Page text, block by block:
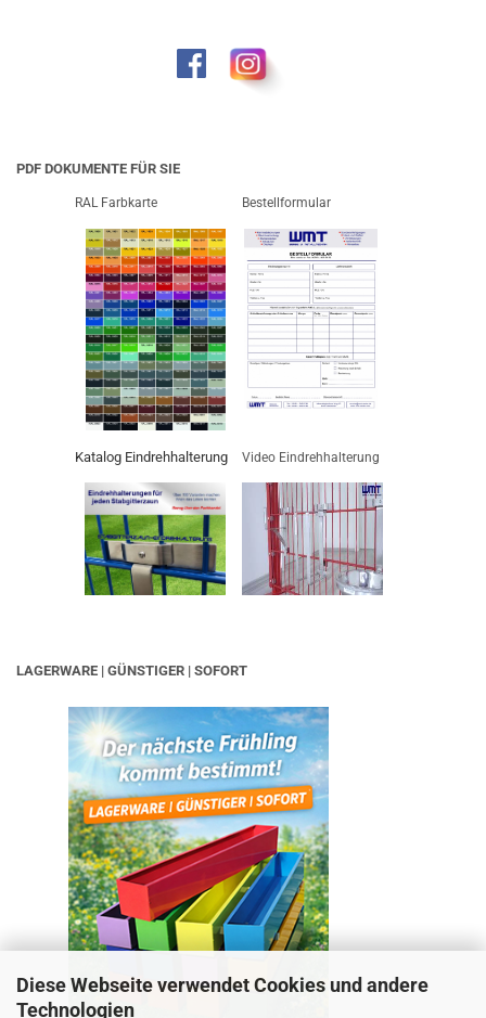
Diese Webseite verwendet Cookies und andere
Technologien
PDF DOKUMENTE FÜR SIE
RAL Farbkarte Bestellformular
Katalog Eindrehhalterung Video Eindrehhalterung
LAGERWARE | GÜNSTIGER | SOFORT